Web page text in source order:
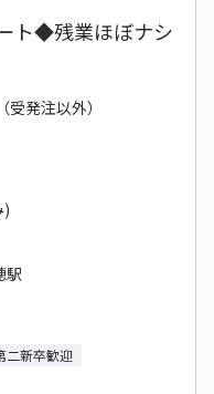
ト◆残業ほぼナシ
発注以外）
)
駅
二新卒歓迎